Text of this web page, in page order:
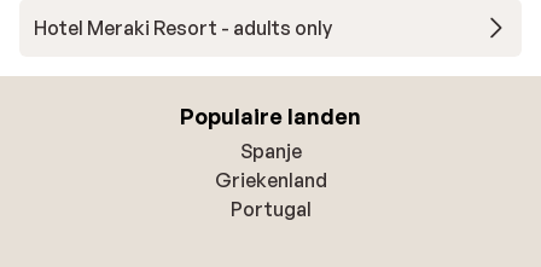
Hotel Meraki Resort - adults only
Populaire landen
Spanje
Griekenland
Portugal